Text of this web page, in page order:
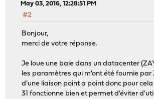
May 03, 2016, 12:28:51 PM
#2
Bonjour,
merci de votre réponse.
Je loue une baie dans un datacenter
les paramètres qui m'ont été fournie par
d'une liaison point a point donc pour
31 fonctionne bien et permet d'éviter